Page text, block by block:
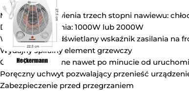
Możliwość ustawienia trzech stopni nawiewu:
Dwie moce grzania: 1000W lub 2000W
Wbudowany podświetlany wskaźnik zasilania na
Wydajny spiralny element grzewczy
Ciepło odczuwalne nawet po minucie od
Poręczny uchwyt pozwalający przenieść
Zabezpieczenie przed przegrzaniem